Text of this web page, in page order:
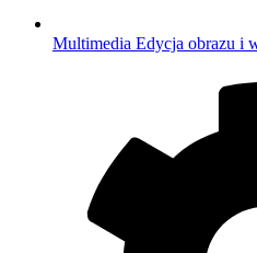
Multimedia Edycja obrazu i